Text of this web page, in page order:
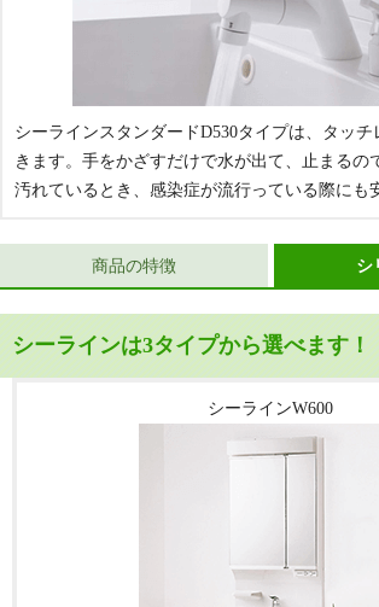
シーラインスタンダードD530タイプは、タッ
きます。手をかざすだけで水が出て、止まるの
汚れているとき、感染症が流行っている際にも
商品の特徴 シ
シーラインは3タイプから選べます！
シーラインW600